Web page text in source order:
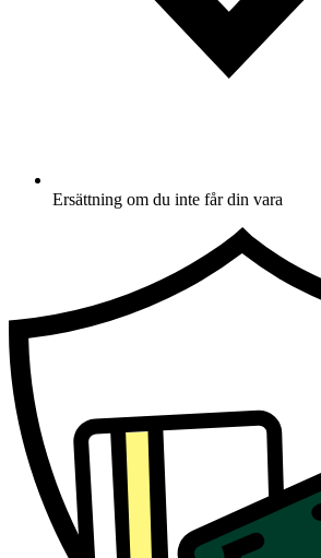
Ersättning om du inte får din vara